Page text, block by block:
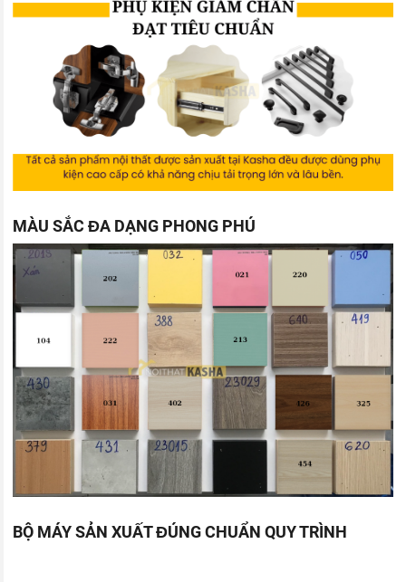
MÀU SẮC ĐA DẠNG PHONG PHÚ
BỘ MÁY SẢN XUẤT ĐÚNG CHUẨN QUY TRÌNH